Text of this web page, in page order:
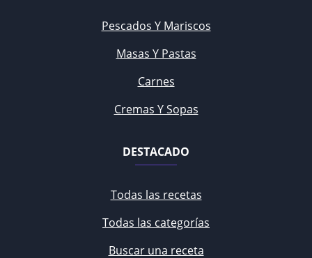
Pescados Y Mariscos
Masas Y Pastas
Carnes
Cremas Y Sopas
DESTACADO
Todas las recetas
Todas las categorías
Buscar una receta